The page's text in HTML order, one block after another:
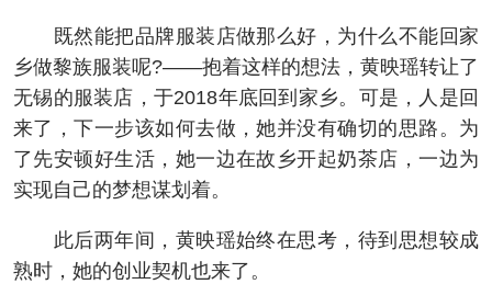
既然能把品牌服装店做那么好，为什么不能回家
乡做黎族服装呢?——抱着这样的想法，黄映瑶转让了
无锡的服装店，于2018年底回到家乡。可是，人是回
来了，下一步该如何去做，她并没有确切的思路。为
了先安顿好生活，她一边在故乡开起奶茶店，一边为
实现自己的梦想谋划着。
此后两年间，黄映瑶始终在思考，待到思想较成
熟时，她的创业契机也来了。